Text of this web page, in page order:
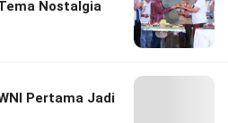
Nostalgia
Pertama Jadi